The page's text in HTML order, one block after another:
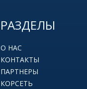
РАЗДЕЛЫ
О НАС
КОНТАКТЫ
ПАРТНЕРЫ
КОРСЕТЬ